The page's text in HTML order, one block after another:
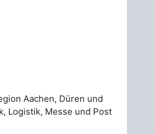
Aachen, Düren und
Logistik, Messe und Post